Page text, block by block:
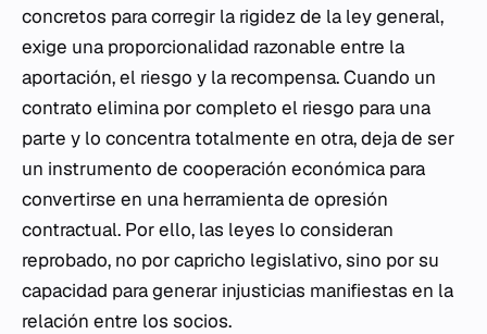
concretos para corregir la rigidez de la ley general,
exige una proporcionalidad razonable entre la
aportación, el riesgo y la recompensa. Cuando un
contrato elimina por completo el riesgo para una
parte y lo concentra totalmente en otra, deja de ser
un instrumento de cooperación económica para
convertirse en una herramienta de opresión
contractual. Por ello, las leyes lo consideran
reprobado, no por capricho legislativo, sino por su
capacidad para generar injusticias manifiestas en la
relación entre los socios.